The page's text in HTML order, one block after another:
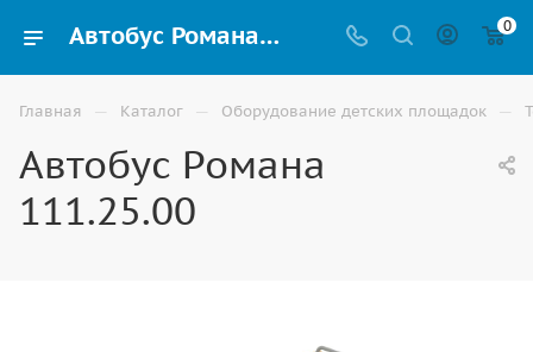
Автобус Романа 111.25.00 купить для детской игровой площадки в Ростове-на-Дону 0
Главная — Каталог — Оборудование детских площадок —
Автобус Романа
111.25.00